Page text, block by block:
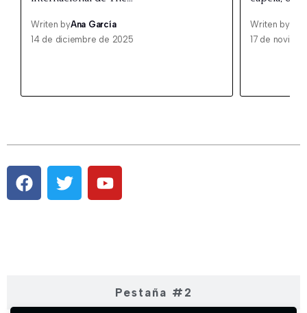
Writen byAna García
14 de diciembre de 2025
Writen by
17 de
Pestaña #2